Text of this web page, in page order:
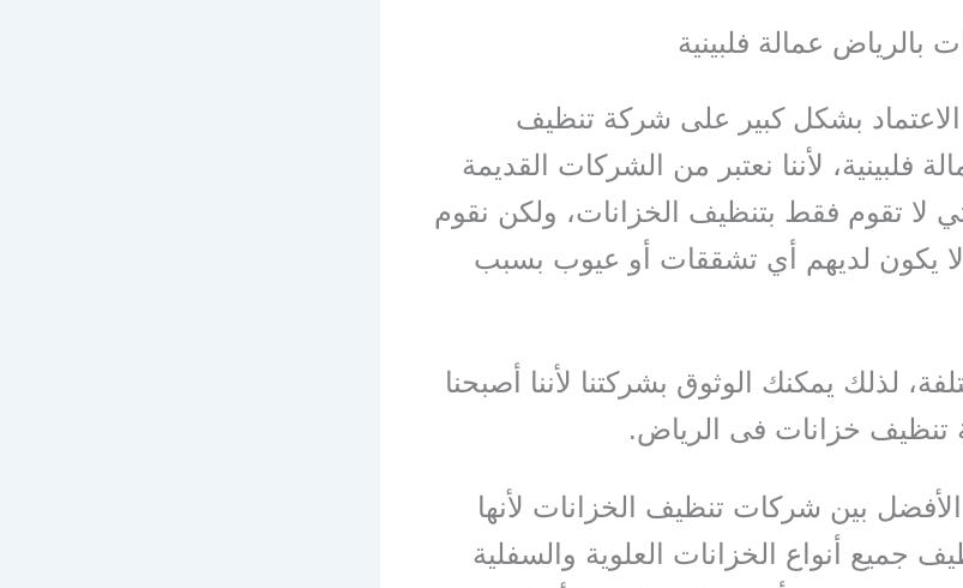
عمالة فلبينية
بشكل كبير على شركة تنظيف
فلبينية، لأننا نعتبر من الشركات القديمة
لا تقوم فقط بتنظيف الخزانات، ولكن نقوم
يكون لديهم أي تشققات أو عيوب بسبب
لذلك يمكنك الوثوق بشركتنا لأننا أصبحنا
تنظيف خزانات فى الرياض.
بين شركات تنظيف الخزانات لأنها
جميع أنواع الخزانات العلوية والسفلية